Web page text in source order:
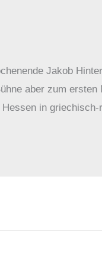
Jakob
aber zum
in